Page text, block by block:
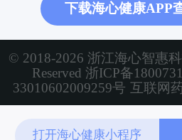
下载海心健康APP
© 2018-2026 浙江海心智惠
Reserved 浙ICP备
33010602009259号 互联网
打开海心健康小程序